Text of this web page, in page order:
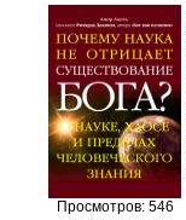
Просмотров: 546